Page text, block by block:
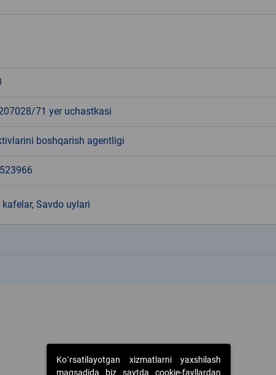
71 yer uchastkasi
boshqarish agentligi
Savdo uylari
Ko`rsatilayotgan xizmatlarni yaxshilash
maqsadida biz saytda cookie-fayllardan